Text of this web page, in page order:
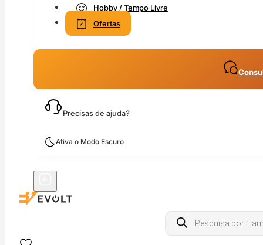
Hobby / Tempo Livre
Ofertas
Precisas de ajuda?
Ativa o Modo Escuro
Products
search